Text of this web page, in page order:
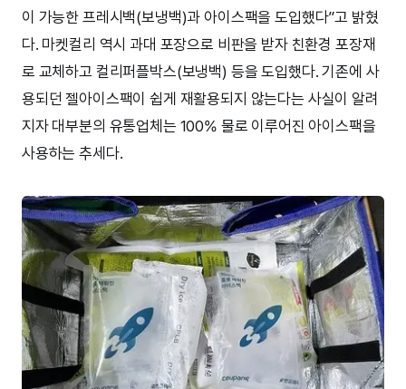
이 가능한 프레시백(보냉백)과 아이스팩을 도입했다”고 밝혔
다. 마켓컬리 역시 과대 포장으로 비판을 받자 친환경 포장재
로 교체하고 컬리퍼플박스(보냉백) 등을 도입했다. 기존에 사
용되던 젤아이스팩이 쉽게 재활용되지 않는다는 사실이 알려
지자 대부분의 유통업체는 100% 물로 이루어진 아이스팩을
사용하는 추세다.